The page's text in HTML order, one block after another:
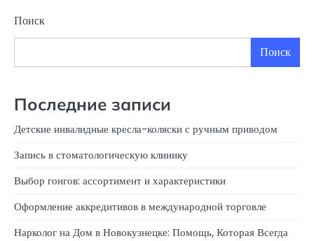
Поиск
Поиск
Последние записи
Детские инвалидные кресла-коляски с ручным приводом
Запись в стоматологическую клинику
Выбор гонгов: ассортимент и характеристики
Оформление аккредитивов в международной торговле
Нарколог на Дом в Новокузнецке: Помощь, Которая Всегда